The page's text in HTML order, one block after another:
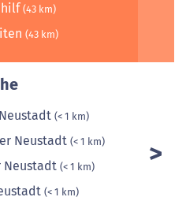
(43 km)
(43 km)
(< 1 km)
Neustadt (< 1 km)
Neustadt (< 1 km)
(< 1 km)